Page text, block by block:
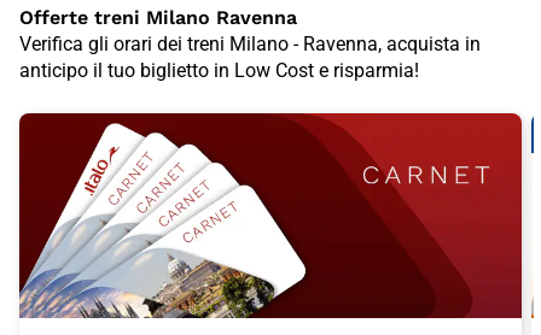
Offerte treni Milano Ravenna
Verifica gli orari dei treni Milano - Ravenna, acquista in
anticipo il tuo biglietto in Low Cost e risparmia!